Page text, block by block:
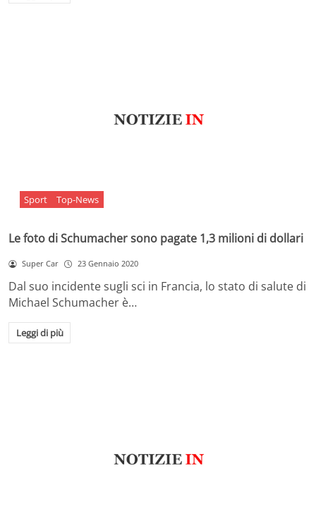
Sport Top-News
Le foto di Schumacher sono pagate 1,3 milioni di dollari
Super Car 23 Gennaio 2020
Dal suo incidente sugli sci in Francia, lo stato di salute di
Michael Schumacher è…
Leggi di più